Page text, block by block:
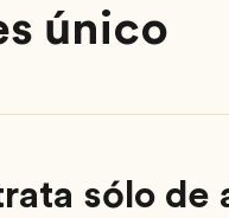
único
sólo de